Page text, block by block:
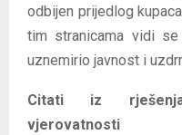
odbijen prijedlog
tim stranicama vidi se
uznemirio javnost i
Citati iz
vjerovatnosti